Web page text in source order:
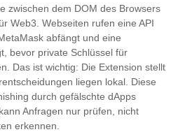
zwischen dem DOM des Browsers
Web3. Webseiten rufen eine API
abfängt und eine
bevor private Schlüssel für
Das ist wichtig: Die Extension stellt
liegen lokal. Diese
durch gefälschte dApps
Anfragen nur prüfen, nicht
erkennen.